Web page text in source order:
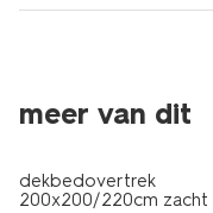
meer van dit
dekbedovertrek
200x200/220cm zacht